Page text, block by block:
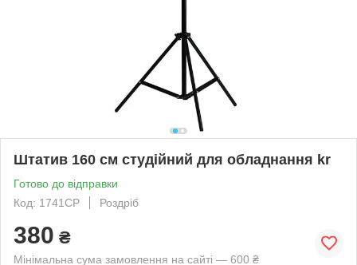
Штатив 160 см студійний для обладнання kr
Готово до відправки
Код: 1741CP
Роздріб
380 ₴
Мінімальна сума замовлення на сайті — 600 ₴